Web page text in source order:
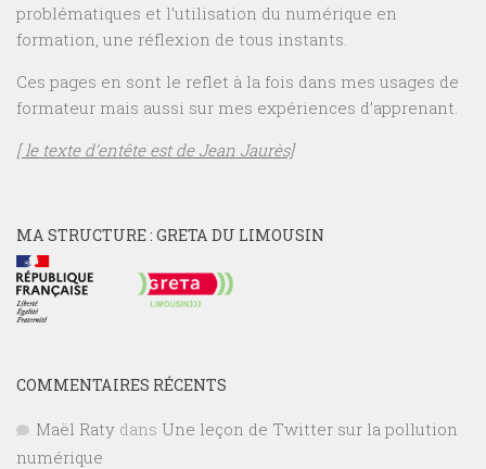
problématiques et l’utilisation du numérique en
formation, une réflexion de tous instants.
Ces pages en sont le reflet à la fois dans mes usages de
formateur mais aussi sur mes expériences d’apprenant.
[ le texte d’entête est de Jean Jaurès]
MA STRUCTURE : GRETA DU LIMOUSIN
COMMENTAIRES RÉCENTS
Maël Raty dans Une leçon de Twitter sur la pollution
numérique